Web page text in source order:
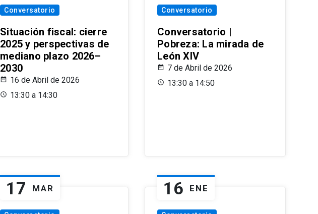
Conversatorio
Situación fiscal: cierre
2025 y perspectivas de
mediano plazo 2026–
2030
16 de Abril de 2026
13:30 a 14:30
Conversatorio
Conversatorio |
Pobreza: La mirada de
León XIV
7 de Abril de 2026
13:30 a 14:50
17 MAR 16 ENE